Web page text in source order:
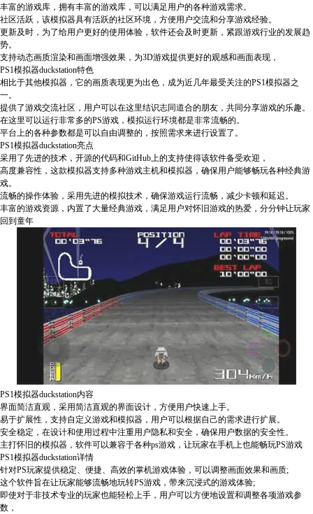
丰富的游戏库，拥有丰富的游戏库，可以满足用户的各种游戏需求。
社区活跃，该模拟器具有活跃的社区环境，方便用户交流和分享游戏经验。
更新及时，为了给用户更好的使用体验，软件还会及时更新，紧跟游戏行业的发展趋
势。
支持动态画质渲染和画面增强效果，为3D游戏提供更好的观感和画面表现，
PS1模拟器duckstation特色
相比于其他模拟器，它的画质表现更为出色，成为近几年最受关注的PS1模拟器之
一。
提供了游戏交流社区，用户可以在这里结识志同道合的朋友，共同分享游戏的乐趣。
在这里可以运行非常多的PS游戏，模拟运行环境都是非常流畅的。
平台上的各种参数都是可以自由调整的，按照需求来进行设置了。
PS1模拟器duckstation亮点
采用了先进的技术，开源的代码和GitHub上的支持使得该软件备受欢迎，
高度兼容性，这款模拟器支持多种游戏主机和模拟器，确保用户能够畅玩各种经典游
戏。
流畅的操作体验，采用先进的模拟技术，确保游戏运行流畅，减少卡顿和延迟。
丰富的游戏资源，内置了大量经典游戏，满足用户对怀旧游戏的热爱，分分钟让玩家
回到童年
PS1模拟器duckstation内容
界面简洁直观，采用简洁直观的界面设计，方便用户快速上手。
易于扩展性，支持自定义游戏和模拟器，用户可以根据自己的需求进行扩展。
安全稳定，在设计和使用过程中注重用户隐私和安全，确保用户数据的安全性。
主打怀旧的模拟器，软件可以兼容于各种ps游戏，让玩家在手机上也能畅玩PS游戏
PS1模拟器duckstation详情
针对PS玩家提供稳定、便捷、高效的掌机游戏体验，可以调整画面效果和画质;
这个软件旨在让玩家能够流畅地玩转PS游戏，带来沉浸式的游戏体验;
即使对于非技术专业的玩家也能轻松上手，用户可以方便地设置和调整各项游戏参
数，